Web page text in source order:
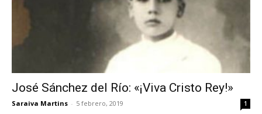
José Sánchez del Río: «¡Viva Cristo Rey!»
Saraiva Martins - 5 febrero, 2019 1